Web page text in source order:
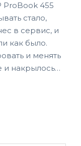
ProBook 455
стало,
в сервис, и
как было.
и менять
и накрылось